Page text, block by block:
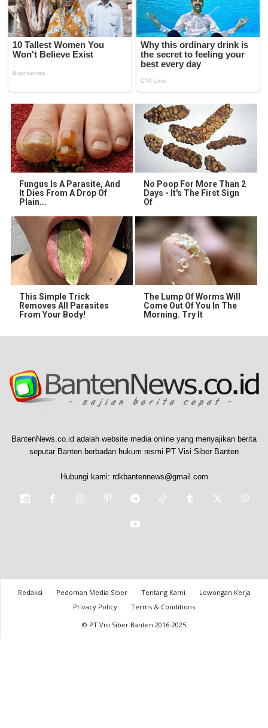
Fungus Is A Parasite, And
It Dies From A Drop Of
Plain...
No Poop For More Than 2
Days - It's The First Sign
Of
This Simple Trick
Removes All Parasites
From Your Body!
The Lump Of Worms Will
Come Out Of You In The
Morning. Try It
BantenNews.co.id adalah website media online yang menyajikan berita
seputar Banten berbadan hukum resmi PT Visi Siber Banten
Hubungi kami: rdkbantennews@gmail.com
Redaksi Pedoman Media Siber Tentang Kami
Lowongan Kerja
Privacy Policy
Terms & Conditions
© PT Visi Siber Banten 2016-2025